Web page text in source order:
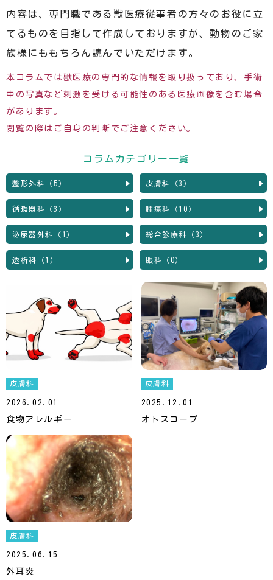
内容は、専門職である獣医療従事者の方々のお役に立
てるものを目指して作成しておりますが、動物のご家
族様にももちろん読んでいただけます。
本コラムでは獣医療の専門的な情報を取り扱っており、手術
中の写真など刺激を受ける可能性のある医療画像を含む場合
があります。
閲覧の際はご自身の判断でご注意ください。
コラムカテゴリー一覧
整形外科（5） 皮膚科（3）
循環器科（3） 腫瘍科（10）
泌尿器外科（1） 総合診療科（3）
透析科（1） 眼科（0）
皮膚科
2026.02.01
食物アレルギー
皮膚科
2025.12.01
オトスコープ
皮膚科
2025.06.15
外耳炎